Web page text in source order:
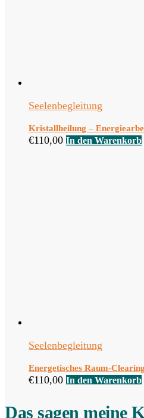
Seelenbegleitung
Kristallheilung –
€110,00 In den Warenkorb
Seelenbegleitung
Energetisches Raum-Clearing
€110,00 In den Warenkorb
Das sagen meine